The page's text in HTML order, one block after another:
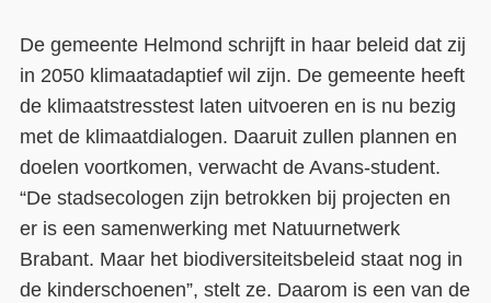
De gemeente Helmond schrijft in haar beleid dat zij
in 2050 klimaatadaptief wil zijn. De gemeente heeft
de klimaatstresstest laten uitvoeren en is nu bezig
met de klimaatdialogen. Daaruit zullen plannen en
doelen voortkomen, verwacht de Avans-student.
“De stadsecologen zijn betrokken bij projecten en
er is een samenwerking met Natuurnetwerk
Brabant. Maar het biodiversiteitsbeleid staat nog in
de kinderschoenen”, stelt ze. Daarom is een van de